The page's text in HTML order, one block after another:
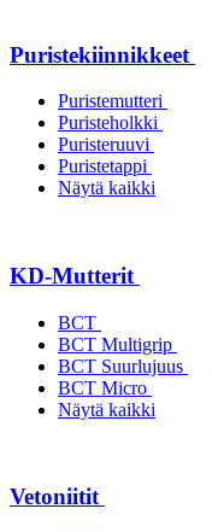
Puristekiinnikkeet
Puristemutteri
Puristeholkki
Puristeruuvi
Puristetappi
Näytä kaikki
KD-Mutterit
BCT
BCT Multigrip
BCT Suurlujuus
BCT Micro
Näytä kaikki
Vetoniitit